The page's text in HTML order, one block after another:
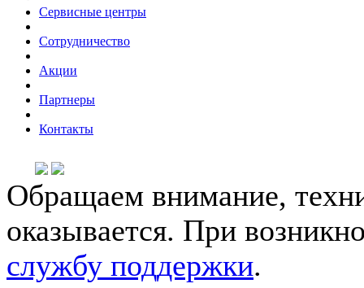
Сервисные центры
Сотрудничество
Акции
Партнеры
Контакты
Обращаем внимание,
оказывается. При
службу поддержки.